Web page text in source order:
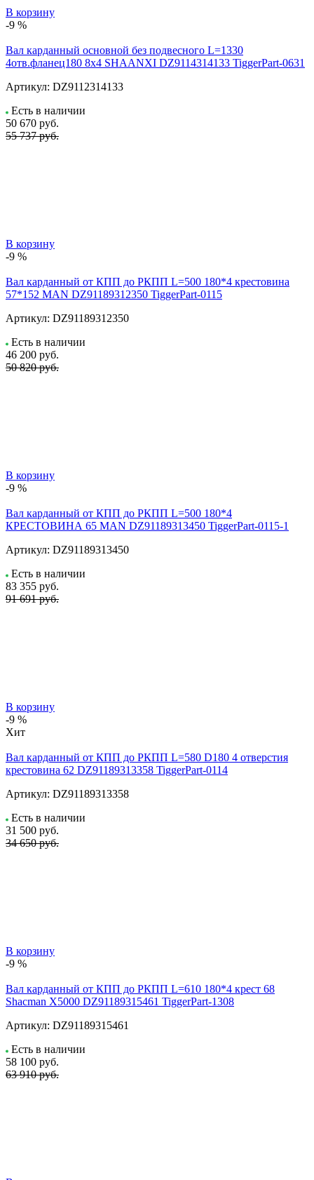
В корзину
-9 %
Вал карданный основной без подвесного L=1330
4отв.фланец180 8x4 SHAANXI DZ9114314133 TiggerPart-0631
Артикул: DZ9112314133
Есть в наличии
50 670 руб.
55 737 руб.
В корзину
-9 %
Вал карданный от КПП до РКПП L=500 180*4 крестовина
57*152 MAN DZ91189312350 TiggerPart-0115
Артикул: DZ91189312350
Есть в наличии
46 200 руб.
50 820 руб.
В корзину
-9 %
Вал карданный от КПП до РКПП L=500 180*4
КРЕСТОВИНА 65 MAN DZ91189313450 TiggerPart-0115-1
Артикул: DZ91189313450
Есть в наличии
83 355 руб.
91 691 руб.
В корзину
-9 %
Хит
Вал карданный от КПП до РКПП L=580 D180 4 отверстия
крестовина 62 DZ91189313358 TiggerPart-0114
Артикул: DZ91189313358
Есть в наличии
31 500 руб.
34 650 руб.
В корзину
-9 %
Вал карданный от КПП до РКПП L=610 180*4 крест 68
Shacman X5000 DZ91189315461 TiggerPart-1308
Артикул: DZ91189315461
Есть в наличии
58 100 руб.
63 910 руб.